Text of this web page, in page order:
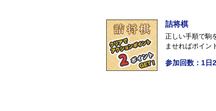
詰将棋
正しい手順で駒
ませればポイン
参加回数：1日